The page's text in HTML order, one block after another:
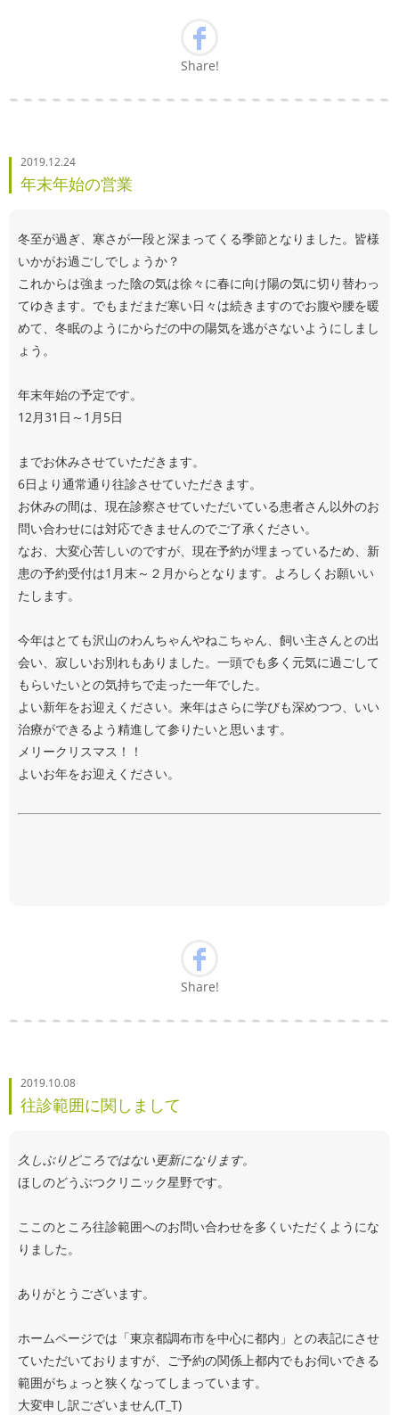
Share!
2019.12.24
年末年始の営業
冬至が過ぎ、寒さが一段と深まってくる季節となりました。皆様
いかがお過ごしでしょうか？
これからは強まった陰の気は徐々に春に向け陽の気に切り替わっ
てゆきます。でもまだまだ寒い日々は続きますのでお腹や腰を暖
めて、冬眠のようにからだの中の陽気を逃がさないようにしまし
ょう。
年末年始の予定です。
12月31日～1月5日
までお休みさせていただきます。
6日より通常通り往診させていただきます。
お休みの間は、現在診察させていただいている患者さん以外のお
問い合わせには対応できませんのでご了承ください。
なお、大変心苦しいのですが、現在予約が埋まっているため、新
患の予約受付は1月末～２月からとなります。よろしくお願いい
たします。
今年はとても沢山のわんちゃんやねこちゃん、飼い主さんとの出
会い、寂しいお別れもありました。一頭でも多く元気に過ごして
もらいたいとの気持ちで走った一年でした。
よい新年をお迎えください。来年はさらに学びも深めつつ、いい
治療ができるよう精進して参りたいと思います。
メリークリスマス！！
よいお年をお迎えください。
Share!
2019.10.08
往診範囲に関しまして
久しぶりどころではない更新になります。
ほしのどうぶつクリニック星野です。
ここのところ往診範囲へのお問い合わせを多くいただくようにな
りました。
ありがとうございます。
ホームページでは「東京都調布市を中心に都内」との表記にさせ
ていただいておりますが、ご予約の関係上都内でもお伺いできる
範囲がちょっと狭くなってしまっています。
大変申し訳ございません(T_T)